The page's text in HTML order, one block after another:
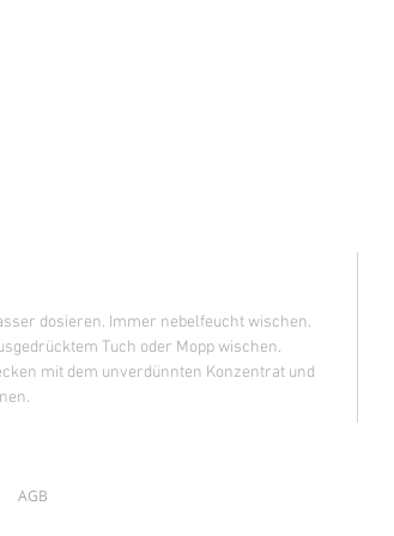
dosieren. Immer nebelfeucht wischen.
Tuch oder Mopp wischen.
mit dem unverdünnten Konzentrat und
AGB